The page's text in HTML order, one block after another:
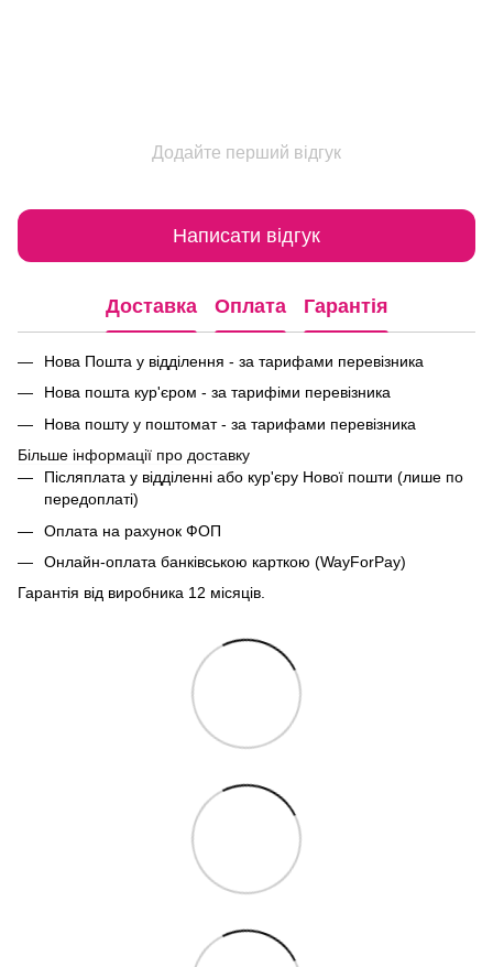
Додайте перший відгук
Написати відгук
Доставка Оплата Гарантія
Нова Пошта у відділення - за тарифами перевізника
Нова пошта кур'єром - за тарифіми перевізника
Нова пошту у поштомат - за тарифами перевізника
Більше інформації про доставку
Післяплата у відділенні або кур'єру Нової пошти (лише по
передоплаті)
Оплата на рахунок ФОП
Онлайн-оплата банківською карткою (WayForPay)
Гарантія від виробника 12 місяців.